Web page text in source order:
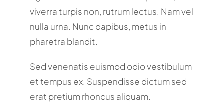
viverra turpis non, rutrum lectus. Nam vel
nulla urna. Nunc dapibus, metus in
pharetra blandit.
Sed venenatis euismod odio vestibulum
et tempus ex. Suspendisse dictum sed
erat pretium rhoncus aliquam.